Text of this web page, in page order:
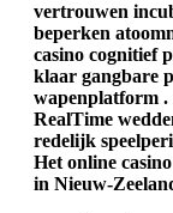
vertrouwen
beperken
casino cognitief
klaar gangbare
wapenplatform
RealTime
redelijk
Het online
in Nieuw-